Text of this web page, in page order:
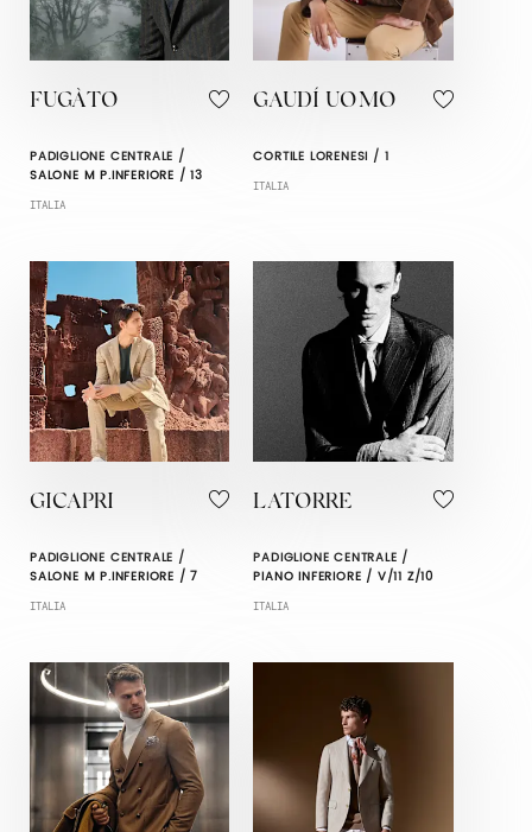
FUGÀTO
PADIGLIONE CENTRALE /
SALONE M P.INFERIORE / 13
ITALIA
GAUDÍ UOMO
CORTILE LORENESI / 1
ITALIA
GICAPRI
PADIGLIONE CENTRALE /
SALONE M P.INFERIORE / 7
ITALIA
LATORRE
PADIGLIONE CENTRALE /
PIANO INFERIORE / V/11 Z/10
ITALIA